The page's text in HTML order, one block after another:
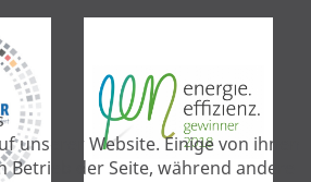
unserer Website. Einige von ihnen
Betrieb der Seite, während andere